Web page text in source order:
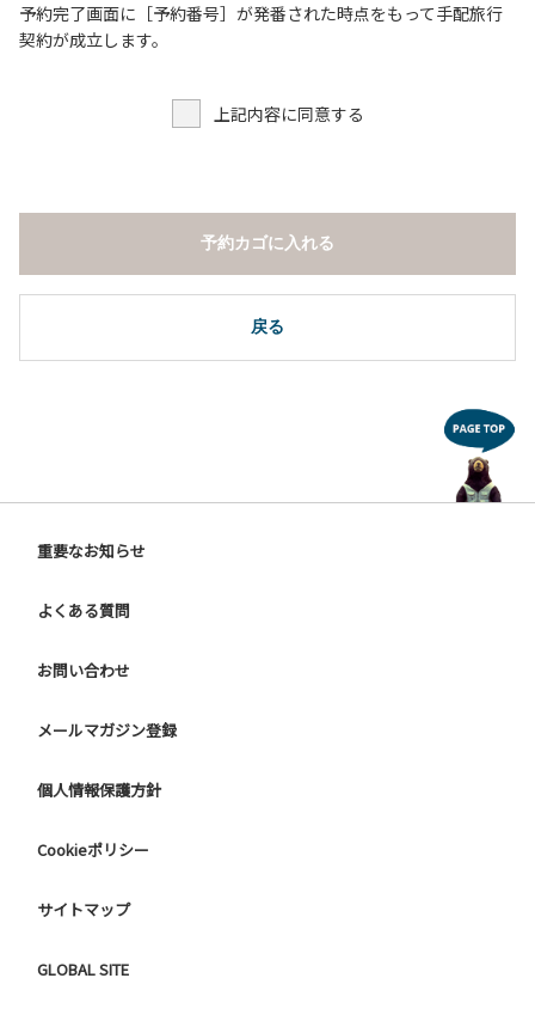
予約完了画面に［予約番号］が発番された時点をもって手配旅行
契約が成立します。
上記内容に同意する
戻る
予約カゴに入れる
重要なお知らせ
よくある質問
お問い合わせ
メールマガジン登録
個人情報保護方針
Cookieポリシー
サイトマップ
GLOBAL SITE